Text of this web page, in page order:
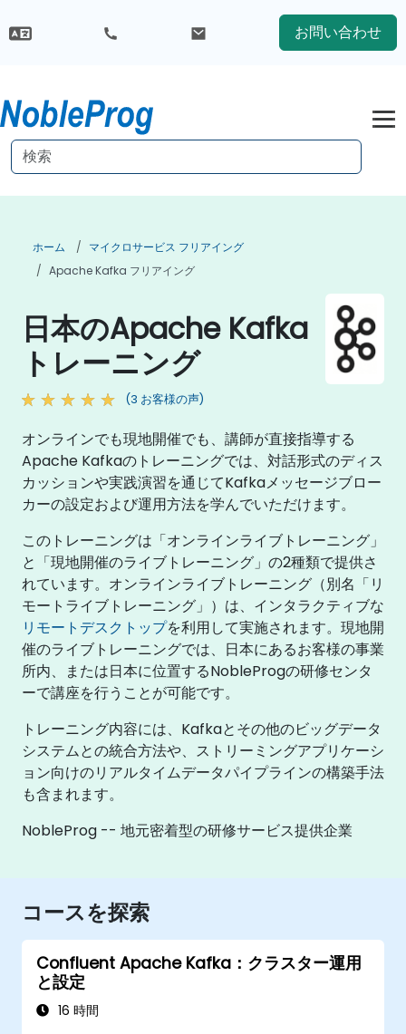
お問い合わせ
ホーム
マイクロサービス フリアイング
Apache Kafka フリアイング
日本のApache Kafka
トレーニング
(3 お客様の声)
オンラインでも現地開催でも、講師が直接指導する
Apache Kafkaのトレーニングでは、対話形式のディス
カッションや実践演習を通じてKafkaメッセージブロー
カーの設定および運用方法を学んでいただけます。
このトレーニングは「オンラインライブトレーニング」
と「現地開催のライブトレーニング」の2種類で提供さ
れています。オンラインライブトレーニング（別名「リ
モートライブトレーニング」）は、インタラクティブな
リモートデスクトップを利用して実施されます。現地開
催のライブトレーニングでは、日本にあるお客様の事業
所内、または日本に位置するNobleProgの研修センタ
ーで講座を行うことが可能です。
トレーニング内容には、Kafkaとその他のビッグデータ
システムとの統合方法や、ストリーミングアプリケーシ
ョン向けのリアルタイムデータパイプラインの構築手法
も含まれます。
NobleProg -- 地元密着型の研修サービス提供企業
コースを探索
Confluent Apache Kafka：クラスター運用
と設定
16 時間